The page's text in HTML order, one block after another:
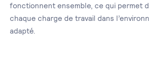
fonctionnent ensemble, ce qui permet
chaque charge de travail dans
adapté.